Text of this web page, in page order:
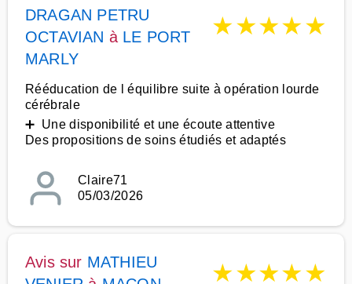
DRAGAN PETRU
OCTAVIAN à LE PORT
MARLY
★★★★★
Rééducation de l équilibre suite à opération lourde
cérébrale
➕ Une disponibilité et une écoute attentive
Des propositions de soins étudiés et adaptés
Claire71
05/03/2026
Avis sur MATHIEU
★★★★★